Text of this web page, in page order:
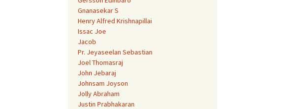
Gnanasekar S
Henry Alfred Krishnapillai
Issac Joe
Jacob
Pr. Jeyaseelan Sebastian
Joel Thomasraj
John Jebaraj
Johnsam Joyson
Jolly Abraham
Justin Prabhakaran